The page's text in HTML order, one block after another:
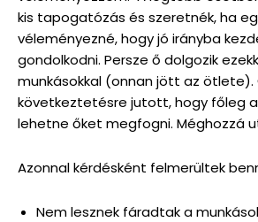
kis tapogatózás és szeretnék, ha
véleményezné, hogy jó irányba
gondolkodni. Persze ő dolgozik
munkásokkal (onnan jött az ötlete).
következtetésre jutott, hogy főleg
lehetne őket megfogni. Méghozzá
Azonnal kérdésként felmerültek
Nem lesznek fáradtak a